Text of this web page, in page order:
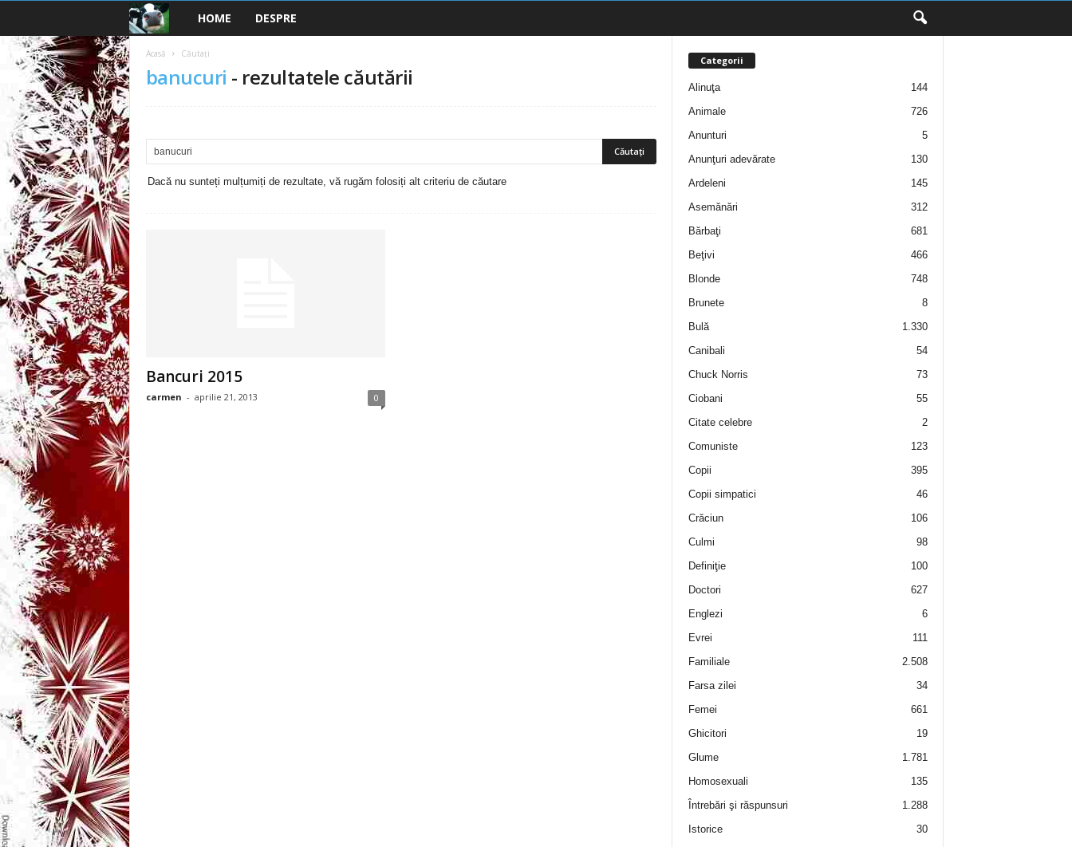
a
n
u
HOME DESPRE
Acasă Căutați
banucuri - rezultatele căutării
Dacă nu sunteți mulțumiți de rezultate, vă rugăm folosiți alt criteriu de căutare
Bancuri 2015
carmen - aprilie 21, 2013 0
Categorii
Alinuţa
144
Animale
726
Anunturi
5
Anunţuri adevărate
130
Ardeleni
145
Asemănări
312
Bărbaţi
681
Beţivi
466
Blonde
748
Brunete
8
Bulă
1.330
Canibali
54
Chuck Norris
73
Ciobani
55
Citate celebre
2
Comuniste
123
Copii
395
Copii simpatici
46
Crăciun
106
Culmi
98
Definiţie
100
Doctori
627
Englezi
6
Evrei
111
Familiale
2.508
Farsa zilei
34
Femei
661
Ghicitori
19
Glume
1.781
Homosexuali
135
Întrebări şi răspunsuri
1.288
Istorice
30